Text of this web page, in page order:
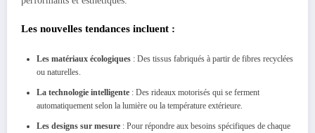
Les nouvelles tendances incluent :
Les matériaux écologiques : Des tissus fabriqués à partir de fibres recyclées
ou naturelles.
La technologie intelligente : Des rideaux motorisés qui se ferment
automatiquement selon la lumière ou la température extérieure.
Les designs sur mesure : Pour répondre aux besoins spécifiques de chaque